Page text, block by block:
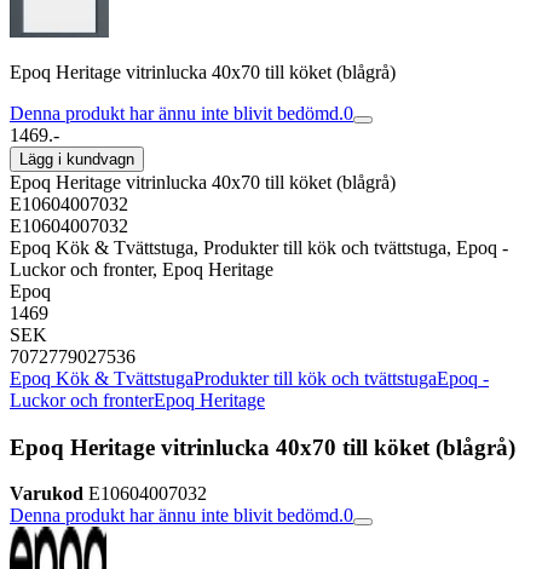
Epoq Heritage vitrinlucka 40x70 till köket (blågrå)
Denna produkt har ännu inte blivit bedömd.0
1469.-
Lägg i kundvagn
Epoq Heritage vitrinlucka 40x70 till köket (blågrå)
E10604007032
E10604007032
Epoq Kök & Tvättstuga, Produkter till kök och tvättstuga, Epoq -
Luckor och fronter, Epoq Heritage
Epoq
1469
SEK
7072779027536
Epoq Kök & TvättstugaProdukter till kök och tvättstugaEpoq -
Luckor och fronterEpoq Heritage
Epoq Heritage vitrinlucka 40x70 till köket (blågrå)
Varukod E10604007032
Denna produkt har ännu inte blivit bedömd.0